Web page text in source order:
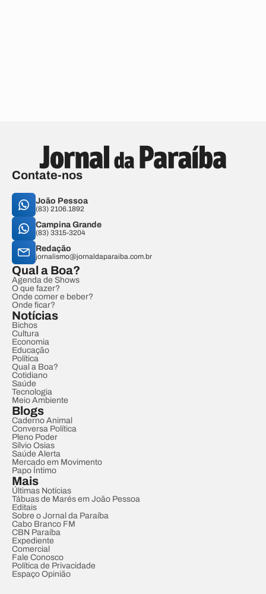
Contate-nos
João Pessoa
(83) 2106.1892
Campina Grande
(83) 3315-3204
Redação
jornalismo@jornaldaparaiba.com.br
Qual a Boa?
Agenda de Shows
O que fazer?
Onde comer e beber?
Onde ficar?
Notícias
Bichos
Cultura
Economia
Educação
Política
Qual a Boa?
Cotidiano
Saúde
Tecnologia
Meio Ambiente
Blogs
Caderno Animal
Conversa Política
Pleno Poder
Sílvio Osias
Saúde Alerta
Mercado em Movimento
Papo Íntimo
Mais
Últimas Notícias
Tábuas de Marés em João Pessoa
Editais
Sobre o Jornal da Paraíba
Cabo Branco FM
CBN Paraíba
Expediente
Comercial
Fale Conosco
Política de Privacidade
Espaço Opinião